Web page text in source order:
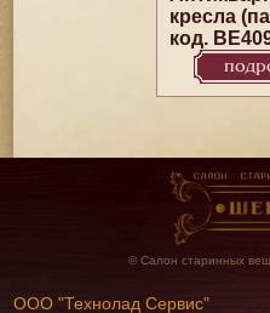
кресла
код.
© Салон старинных
ООО "Технолад Сервис"